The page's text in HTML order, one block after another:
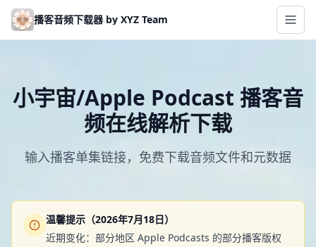
Skip to main content
播客音频下载器 by XYZ Team
小宇宙/Apple Podcast 播客音
频在线解析下载
输入播客单集链接，免费下载音频文件和元数据
温馨提示（2026年7月18日）
近期变化：部分地区 Apple Podcasts 的部分播客版权